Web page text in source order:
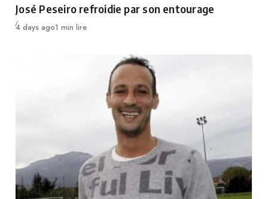
José Peseiro refroidie par son entourage
Publié
4 days ago1 min lire